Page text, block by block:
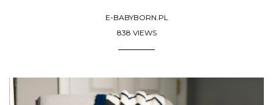
E-BABYBORN.PL
838 VIEWS